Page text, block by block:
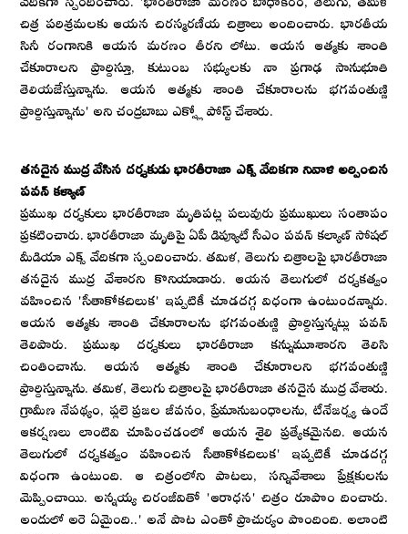
చిత్ర పరిశ్రమలకు ఆయన చిరస్మరణీయ చిత్రాలు అందించారు. భారతీయ
సినీ రంగానికి ఆయన మరణం తీరని లోటు. ఆయన ఆత్మకు శాంతి
చేకూరాలని ప్రార్దిస్తూ, కుటుంబ సభ్యులకు నా ప్రగాఢ సానుభూతి
తెలియజేస్తున్నాను. ఆయన ఆత్మకు శాంతి చేకూరాలను భగవంతుణ్ణి
ప్రార్దిస్తున్నాను' అని చంద్రబాబు ఎక్స్లో పోస్ట్ చేశారు.
తనదైన ముద్ర వేసిన దర్శకుడు భారతీరాజా ఎక్స్ వేదికగా నివాళి అర్పించిన
పవన్ కళ్యాణ్
ప్రముఖ దర్శకులు భారతీరాజా మృతిపట్ల పలువురు ప్రముఖులు సంతాపం
ప్రకటించారు. భారతీరాజా మృతిపై ఏపీ డిప్యూటీ సీఎం పవన్ కల్యాణ్ సోషల్
మీడియా ఎక్స్ వేదికగా స్పందించారు. తమిళ, తెలుగు చిత్రాలపై భారతీరాజా
తనదైన ముద్ర వేశారని కొనియాడారు. ఆయన తెలుగులో దర్శకత్వం
వహించిన 'సీతాకోకచిలుక' ఇప్పటికీ చూడదగ్గ విధంగా ఉంటుందన్నారు.
ఆయన ఆత్మకు శాంతి చేకూరాలను భగవంతుణ్ణి ప్రార్దిస్తున్నట్లు పవన్
తెలిపారు. ప్రముఖ దర్శకులు భారతీరాజా కన్నుమూశారని తెలిసి
చింతించాను. ఆయన ఆత్మకు శాంతి చేకూరాలని భగవంతుణ్ణి
ప్రార్దిస్తున్నాను. తమిళ, తెలుగు చిత్రాలపై భారతీరాజా తనదైన ముద్ర వేశారు.
గ్రామీణ నేపథ్యం, ప్లలె ప్రజల జీవనం, ప్రేమానుబంధాలను, టీనేజర్స్క ఉందే
ఆకర్షణలు లాంటివి చూపించడంలో ఆయన శైలి ప్రత్యేకమైనది. ఆయన
తెలుగులో దర్శకత్వం వహించిన సీతాకోకచిలుక' ఇప్పటికీ చూడదగ్గ
విధంగా ఉంటుంది. ఆ చిత్రంలోని పాటలు, సన్నివేశాలు ప్రేక్షకులను
మెప్పించాయి. అన్నయ్య చిరంజీవితో 'ఆరాధన' చిత్రం రూపొం దించారు.
అందులో అరె ఏమైంది..' అనే పాట ఎంతో ప్రాచుర్యం పొందింది. అలాంటి